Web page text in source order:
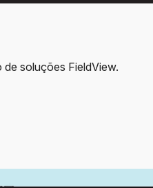
soluções FieldView.